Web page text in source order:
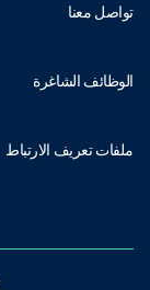
تواصل معنا
الوظائف الشاغرة
ملفات تعريف الارتباط